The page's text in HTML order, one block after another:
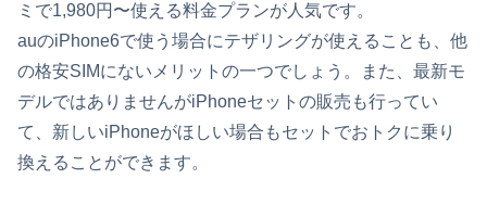
ミで1,980円〜使える料金プランが人気です。
auのiPhone6で使う場合にテザリングが使えることも、他
の格安SIMにないメリットの一つでしょう。また、最新モ
デルではありませんがiPhoneセットの販売も行ってい
て、新しいiPhoneがほしい場合もセットでおトクに乗り
換えることができます。